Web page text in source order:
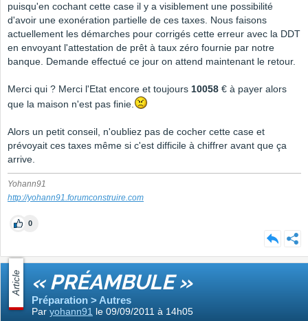
puisqu'en cochant cette case il y a visiblement une possibilité
d'avoir une exonération partielle de ces taxes. Nous faisons
actuellement les démarches pour corrigés cette erreur avec la DDT
en envoyant l'attestation de prêt à taux zéro fournie par notre
banque. Demande effectué ce jour on attend maintenant le retour.
Merci qui ? Merci l'Etat encore et toujours 10058 € à payer alors
que la maison n'est pas finie.
Alors un petit conseil, n'oubliez pas de cocher cette case et
prévoyait ces taxes même si c'est difficile à chiffrer avant que ça
arrive.
Yohann91
http://yohann91.forumconstruire.com
0
Article « PRÉAMBULE »
Préparation > Autres
Par yohann91 le 09/09/2011 à 14h05